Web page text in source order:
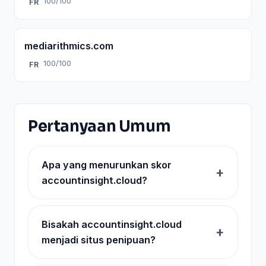
FR
mediarithmics.com
FR 100/100
Pertanyaan Umum
Apa yang menurunkan skor
accountinsight.cloud?
Bisakah accountinsight.cloud
menjadi situs penipuan?